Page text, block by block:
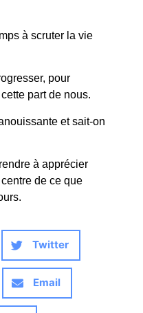
à scruter la vie
pour
part de nous.
et sait-on
à apprécier
centre de ce que
Twitter
Email